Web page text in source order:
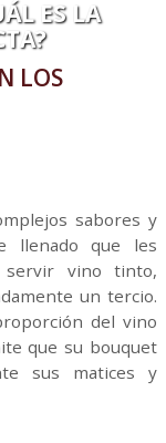
ES LA
LOS
sabores y
llenado que les
servir vino tinto,
un tercio.
del vino
que su bouquet
sus matices y